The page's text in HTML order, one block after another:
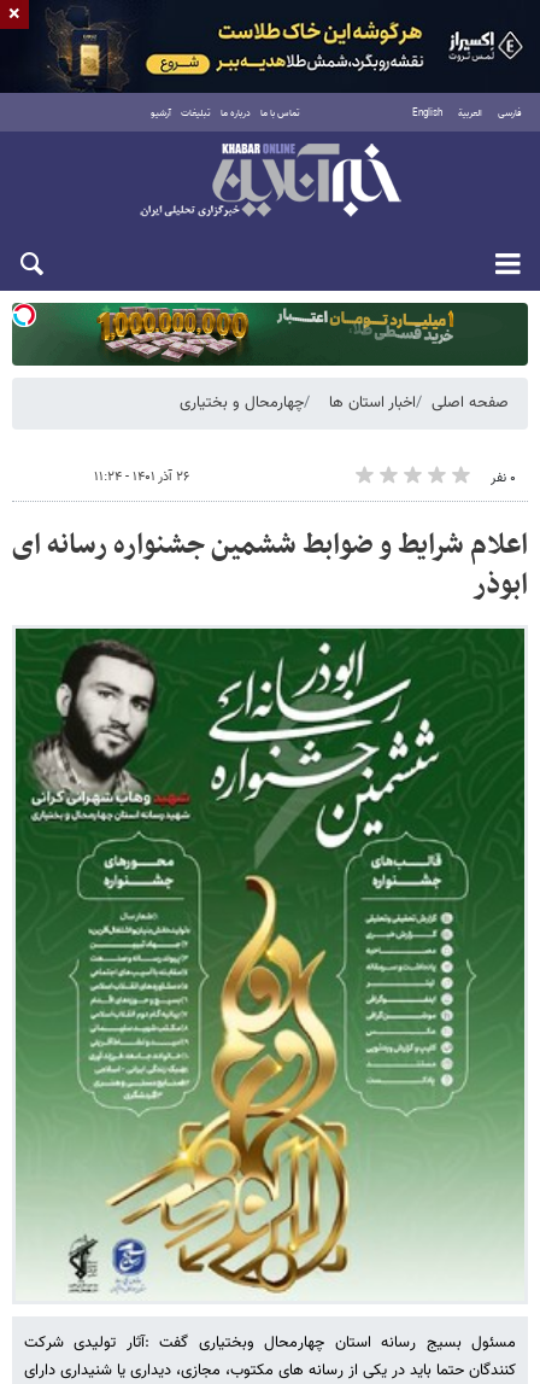
فارسی العربية English تماس با ما درباره ما تبلیغات آرشیو
یکشنبه ۱۸ مرداد ۱۴۰۵
صفحه اصلی اخبار استان ها چهارمحال و بختیاری
۰ نفر ۲۶ آذر ۱۴۰۱ - ۱۱:۲۴
اعلام شرایط و ضوابط ششمین جشنواره رسانه ای
ابوذر
مسئول بسیج رسانه استان چهارمحال وبختیاری گفت :آثار تولیدی شرکت
کنندگان حتما باید در یکی از رسانه های مکتوب، مجازی، دیداری یا شنیداری دارای
×